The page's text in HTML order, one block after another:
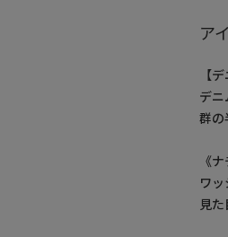
ア
【
デ
群の
《
ワ
見